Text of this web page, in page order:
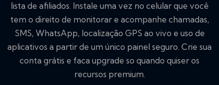
lista de afiliados. Instale uma vez no celular que você
tem o direito de monitorar e acompanhe chamadas,
SMS, WhatsApp, localização GPS ao vivo e uso de
aplicativos a partir de um único painel seguro. Crie sua
conta grátis e faca upgrade so quando quiser os
recursos premium.